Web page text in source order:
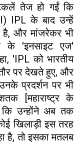
तेज हो गईं कि
IPL के बाद उन्हें
और मांजरेकर भी
के 'इनसाइट एज'
'IPL को भारतीय
पर देखते हुए, और
प्रदर्शन पर भी
[महाराष्ट्र के
उन्होंने अब तक
खिलाड़ी इस तरह
है, तो इसका मतलब